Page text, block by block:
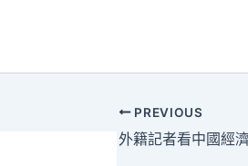
PREVIOUS